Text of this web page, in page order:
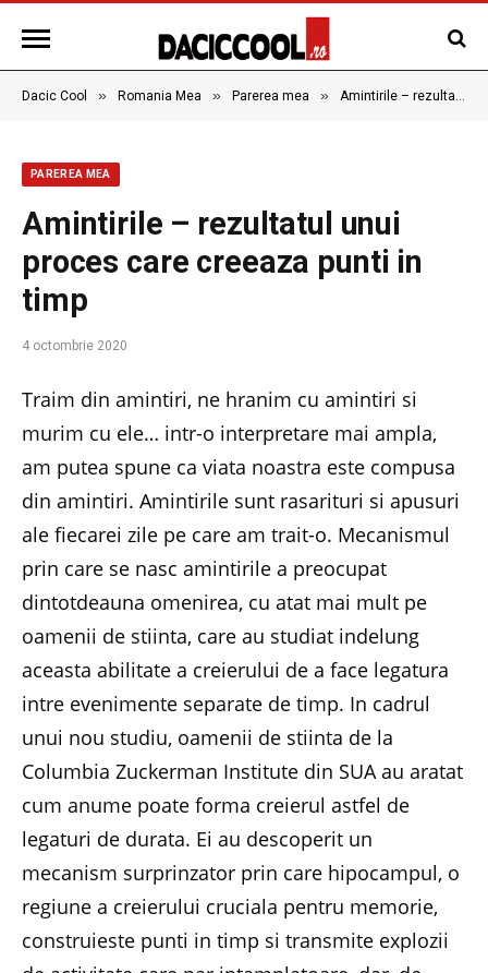
Dacic Cool » Romania Mea » Parerea mea » Amintirile – rezultatul unui proces care creeaza punti in timp
PAREREA MEA
Amintirile – rezultatul unui
proces care creeaza punti in
timp
4 octombrie 2020
Traim din amintiri, ne hranim cu amintiri si
murim cu ele… intr-o interpretare mai ampla,
am putea spune ca viata noastra este compusa
din amintiri. Amintirile sunt rasarituri si apusuri
ale fiecarei zile pe care am trait-o. Mecanismul
prin care se nasc amintirile a preocupat
dintotdeauna omenirea, cu atat mai mult pe
oamenii de stiinta, care au studiat indelung
aceasta abilitate a creierului de a face legatura
intre evenimente separate de timp. In cadrul
unui nou studiu, oamenii de stiinta de la
Columbia Zuckerman Institute din SUA au aratat
cum anume poate forma creierul astfel de
legaturi de durata. Ei au descoperit un
mecanism surprinzator prin care hipocampul, o
regiune a creierului cruciala pentru memorie,
construieste punti in timp si transmite explozii